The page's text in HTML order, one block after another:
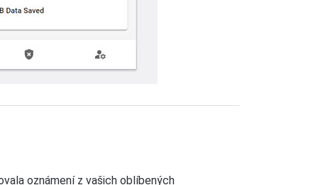
oznámení z vašich oblíbených